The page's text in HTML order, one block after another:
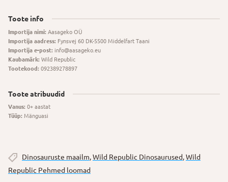
Toote info
Importija nimi: Aasageko OÜ
Importija aadress: Fynsvej 60 DK-5500 Middelfart Taani
Importija e-post: info@aasageko.eu
Kaubamärk: Wild Republic
Tootekood: 092389278897
Toote atribuudid
Vanus: 0+ aastat
Tüüp: Mänguasi
Dinosauruste maailm,Wild Republic Dinosaurused,Wild
Republic Pehmed loomad